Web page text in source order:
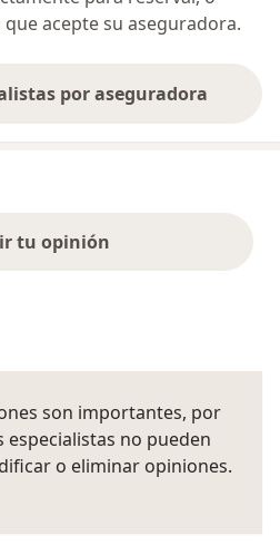
acepte su aseguradora.
por aseguradora
tu opinión
son importantes, por
especialistas no pueden
o eliminar opiniones.